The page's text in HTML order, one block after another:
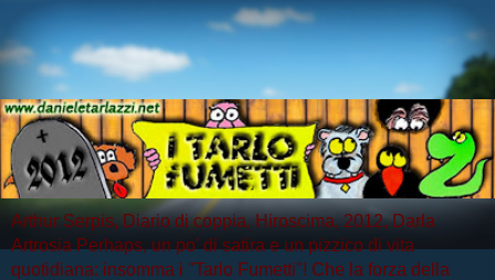
Arthur Serpis, Diario di coppia, Hiroscima, 2012, Darla
Artrosia Perhaps, un po' di satira e un pizzico di vita
quotidiana: insomma i "Tarlo Fumetti"! Che la forza della